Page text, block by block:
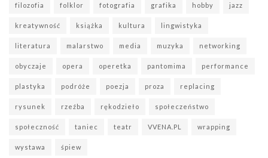
filozofia folklor fotografia grafika hobby jazz
kreatywność książka kultura lingwistyka
literatura malarstwo media muzyka networking
obyczaje opera operetka pantomima performance
plastyka podróże poezja proza replacing
rysunek rzeźba rękodzieło społeczeństwo
społeczność taniec teatr VVENA.PL wrapping
wystawa śpiew